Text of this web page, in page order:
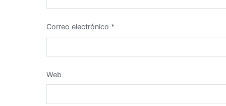
Correo electrónico *
Web